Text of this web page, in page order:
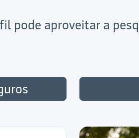
pode aproveitar a